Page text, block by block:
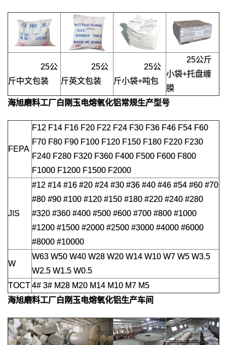
25公
斤中文包装
25公
斤英文包装
25公
斤小袋+吨包
25公斤
小袋+托盘缠
膜
海旭磨料工厂白刚玉电熔氧化铝常规生产型号
FEPA
F12 F14 F16 F20 F22 F24 F30 F36 F46 F54 F60
F70 F80 F90 F100 F120 F150 F180 F220 F230
F240 F280 F320 F360 F400 F500 F600 F800
F1000 F1200 F1500 F2000
JIS
#12 #14 #16 #20 #24 #30 #36 #40 #46 #54 #60 #70
#80 #90 #100 #120 #150 #180 #220 #240 #280
#320 #360 #400 #500 #600 #700 #800 #1000
#1200 #1500 #2000 #2500 #3000 #4000 #6000
#8000 #10000
W
W63 W50 W40 W28 W20 W14 W10 W7 W5 W3.5
W2.5 W1.5 W0.5
TOCT4# 3# M28 M20 M14 M10 M7 M5
海旭磨料工厂白刚玉电熔氧化铝生产车间